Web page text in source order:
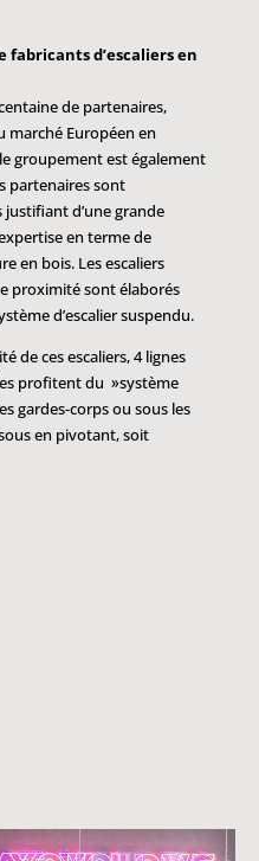
fabricants d’escaliers en
de partenaires,
marché Européen en
groupement est également
partenaires sont
d’une grande
en terme de
en bois. Les escaliers
proximité sont élaborés
d’escalier suspendu.
de ces escaliers, 4 lignes
profitent du »système
gardes-corps ou sous les
en pivotant, soit